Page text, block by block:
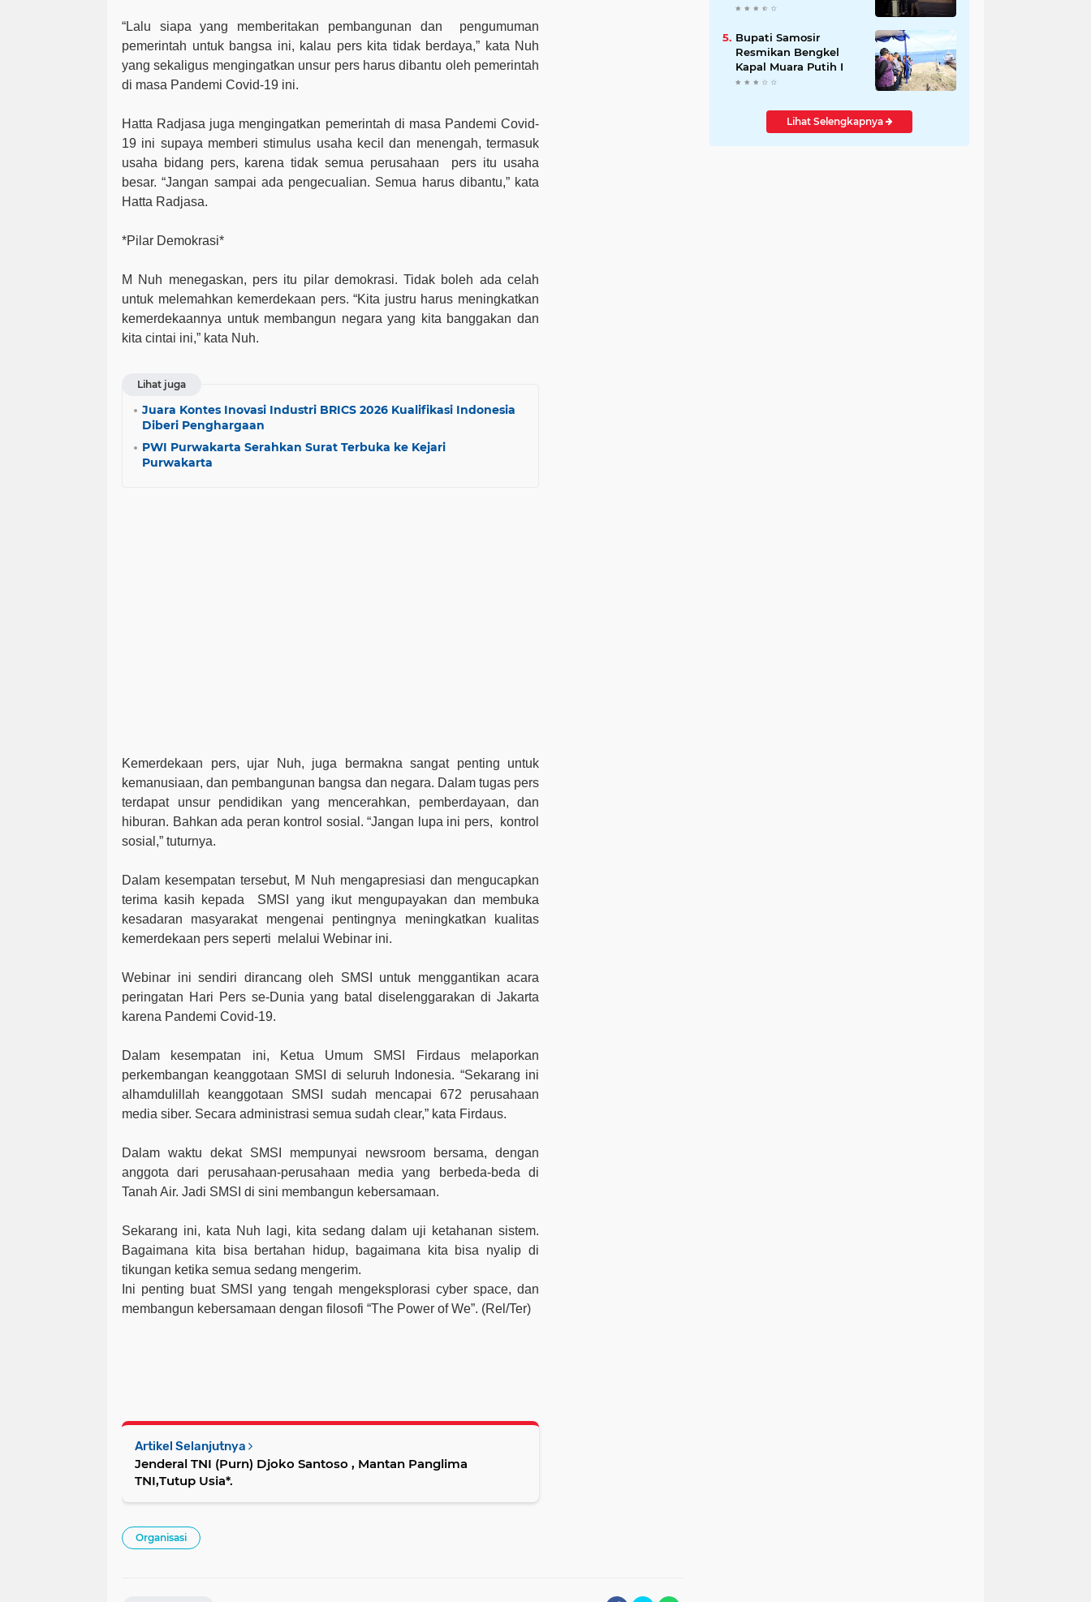
“Lalu siapa yang memberitakan pembangunan dan
pengumuman
pemerintah untuk bangsa ini, kalau pers kita tidak berdaya,” kata Nuh
yang sekaligus mengingatkan unsur pers harus dibantu oleh pemerintah
di masa Pandemi Covid-19 ini.
Hatta Radjasa juga mengingatkan pemerintah di masa Pandemi Covid-
19 ini supaya memberi stimulus usaha kecil dan menengah, termasuk
usaha bidang pers, karena tidak semua perusahaan
pers itu usaha
besar. “Jangan sampai ada pengecualian. Semua harus dibantu,” kata
Hatta Radjasa.
*Pilar Demokrasi*
M Nuh menegaskan, pers itu pilar demokrasi. Tidak boleh ada celah
untuk melemahkan kemerdekaan pers. “Kita justru harus meningkatkan
kemerdekaannya untuk membangun negara yang kita banggakan dan
kita cintai ini,” kata Nuh.
Lihat juga
Juara Kontes Inovasi Industri BRICS 2026 Kualifikasi Indonesia
Diberi Penghargaan
PWI Purwakarta Serahkan Surat Terbuka ke Kejari
Purwakarta
Kemerdekaan pers, ujar Nuh, juga bermakna sangat penting untuk
kemanusiaan, dan pembangunan bangsa dan negara. Dalam tugas pers
terdapat unsur pendidikan yang mencerahkan, pemberdayaan, dan
hiburan. Bahkan ada peran kontrol sosial. “Jangan lupa ini pers,
kontrol
sosial,” tuturnya.
Dalam kesempatan tersebut, M Nuh mengapresiasi dan mengucapkan
terima kasih kepada
SMSI yang ikut mengupayakan dan membuka
kesadaran masyarakat mengenai pentingnya meningkatkan kualitas
kemerdekaan pers seperti melalui Webinar ini.
Webinar ini sendiri dirancang oleh SMSI untuk menggantikan acara
peringatan Hari Pers se-Dunia yang batal diselenggarakan di Jakarta
karena Pandemi Covid-19.
Dalam kesempatan ini, Ketua Umum SMSI Firdaus melaporkan
perkembangan keanggotaan SMSI di seluruh Indonesia. “Sekarang ini
alhamdulillah keanggotaan SMSI sudah mencapai 672 perusahaan
media siber. Secara administrasi semua sudah clear,” kata Firdaus.
Dalam waktu dekat SMSI mempunyai newsroom bersama, dengan
anggota dari perusahaan-perusahaan media yang berbeda-beda di
Tanah Air. Jadi SMSI di sini membangun kebersamaan.
Sekarang ini, kata Nuh lagi, kita sedang dalam uji ketahanan sistem.
Bagaimana kita bisa bertahan hidup, bagaimana kita bisa nyalip di
tikungan ketika semua sedang mengerim.
Ini penting buat SMSI yang tengah mengeksplorasi cyber space, dan
membangun kebersamaan dengan filosofi “The Power of We”. (Rel/Ter)
Artikel Selanjutnya
Jenderal TNI (Purn) Djoko Santoso , Mantan Panglima
TNI,Tutup Usia*.
Organisasi
Kreativitas Pelajar
Bupati Samosir
Resmikan Bengkel
Kapal Muara Putih I
Lihat Selengkapnya